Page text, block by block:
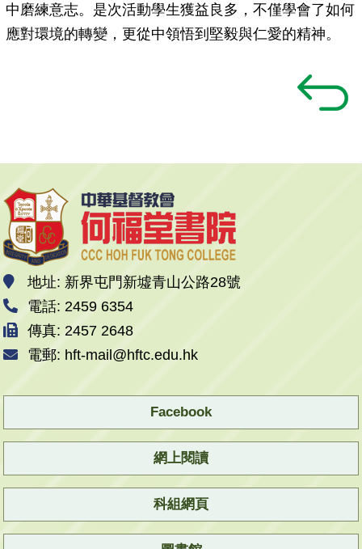
中磨練意志。是次活動學生獲益良多，不僅學會了如何
應對環境的轉變，更從中領悟到堅毅與仁愛的精神。
地址: 新界屯門新墟青山公路28號
電話: 2459 6354
傳真: 2457 2648
電郵: hft-mail@hftc.edu.hk
Facebook
網上閱讀
科組網頁